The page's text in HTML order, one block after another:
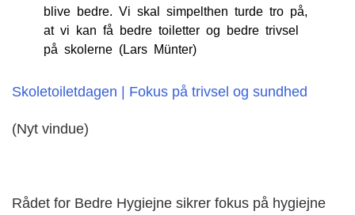
blive bedre. Vi skal simpelthen turde tro på,
at vi kan få bedre toiletter og bedre trivsel
på skolerne (Lars Münter)
Skoletoiletdagen | Fokus på trivsel og sundhed
(Nyt vindue)
Rådet for Bedre Hygiejne sikrer fokus på hygiejne